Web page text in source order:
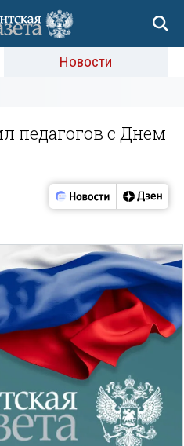
Новости
педагогов с Днем